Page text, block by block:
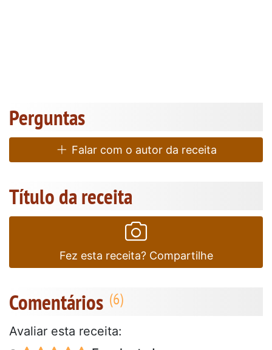
Perguntas
Falar com o autor da receita
Título da receita
Fez esta receita? Compartilhe
Comentários
Avaliar esta receita: